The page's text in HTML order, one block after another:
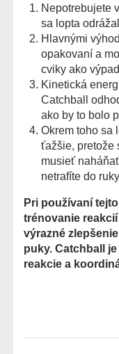
Nepotrebujete
sa lopta
Hlavnými
opakovaní a
cviky ako
Kinetická
Catchball
ako by to bolo
Okrem toho sa
ťažšie, pretože
musieť
netrafíte do
Pri používaní
trénovanie
výrazné
puky. Catchball
reakcie a